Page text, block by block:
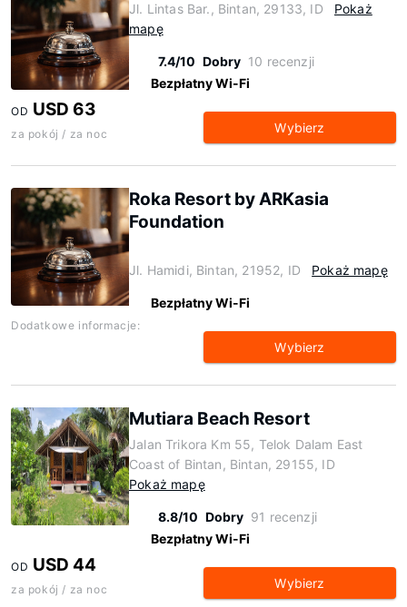
Jl. Lintas Bar., Bintan, 29133, ID
Pokaż
mapę
7.4/10 Dobry 10 recenzji
Bezpłatny Wi-Fi
OD USD 63
za pokój / za noc Wybierz
Roka Resort by ARKasia
Foundation
Jl. Hamidi, Bintan, 21952, ID Pokaż mapę
Bezpłatny Wi-Fi
Dodatkowe informacje:
Wybierz
Mutiara Beach Resort
Jalan Trikora Km 55, Telok Dalam East
Coast of Bintan, Bintan, 29155, ID
Pokaż mapę
8.8/10 Dobry 91 recenzji
Bezpłatny Wi-Fi
OD USD 44
za pokój / za noc Wybierz